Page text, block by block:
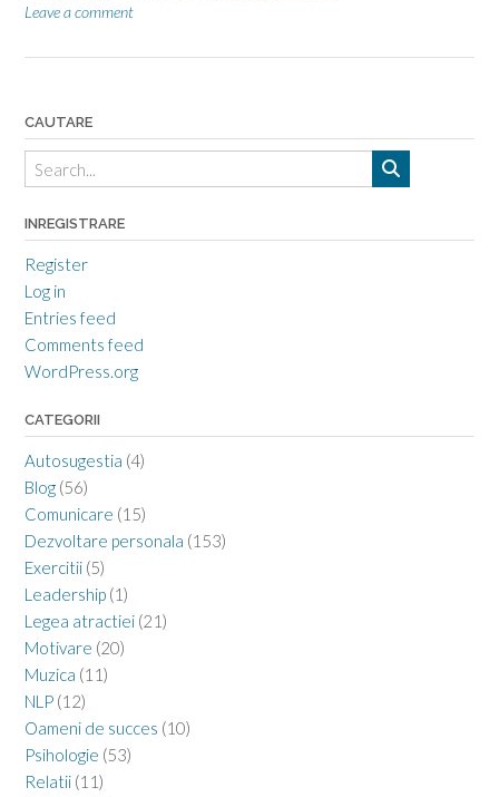
Leave a comment
CAUTARE
INREGISTRARE
Register
Log in
Entries feed
Comments feed
WordPress.org
CATEGORII
Autosugestia (4)
Blog (56)
Comunicare (15)
Dezvoltare personala (153)
Exercitii (5)
Leadership (1)
Legea atractiei (21)
Motivare (20)
Muzica (11)
NLP (12)
Oameni de succes (10)
Psihologie (53)
Relatii (11)